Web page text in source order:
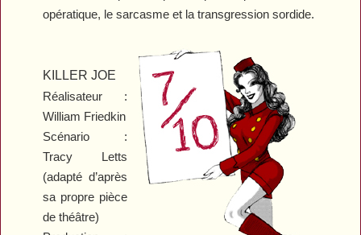
opératique, le sarcasme et la transgression sordide.
KILLER JOE
Réalisateur :
William Friedkin
Scénario :
Tracy Letts
(adapté d’après
sa propre pièce
de théâtre)